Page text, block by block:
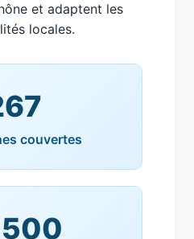
et adaptent les
locales.
couvertes
500